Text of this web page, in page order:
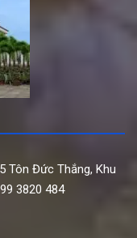
Tôn Đức Thắng, Khu
3820 484